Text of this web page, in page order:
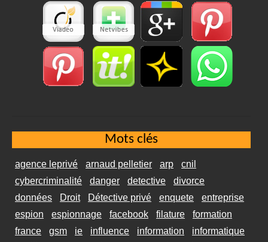
Mots clés
agence leprivé arnaud pelletier arp
cnil
cybercriminalité
danger detective
divorce
données
Droit Détective privé enquete
entreprise
espion
espionnage facebook filature
formation
france
gsm ie influence information
informatique